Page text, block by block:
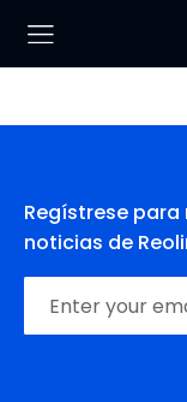
Regístrese
noticias de